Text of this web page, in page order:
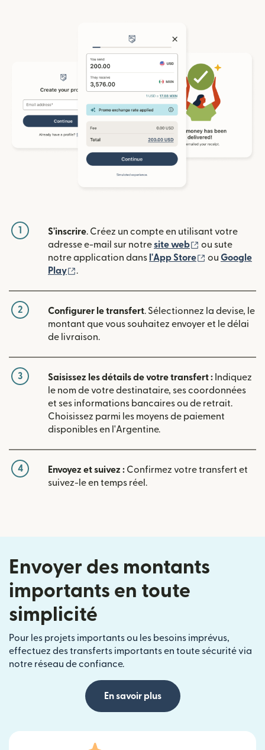
1 S'inscrire. Créez un compte en utilisant votre
adresse e-mail sur notresite web (s'ouvre dans
ou sute
notre application dans l'App Store (s'ouvre
ou Google
Play
.
2 Configurer le transfert. Sélectionnez la devise, le
montant que vous souhaitez envoyer et le délai
de livraison.
3 Saisissez les détails de votre transfert : Indiquez
le nom de votre destinataire, ses coordonnées
et ses informations bancaires ou de retrait.
Choisissez parmi les moyens de paiement
disponibles en l'Argentine.
4 Envoyez et suivez : Confirmez votre transfert et
suivez-le en temps réel.
Envoyer des montants
importants en toute
simplicité
Pour les projets importants ou les besoins imprévus,
effectuez des transferts importants en toute sécurité via
notre réseau de confiance.
En savoir plus